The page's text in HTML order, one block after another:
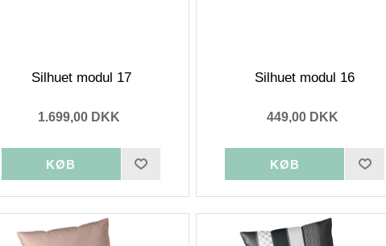
Silhuet modul 17
1.699,00 DKK
Silhuet modul 16
449,00 DKK